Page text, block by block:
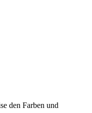
den Farben und